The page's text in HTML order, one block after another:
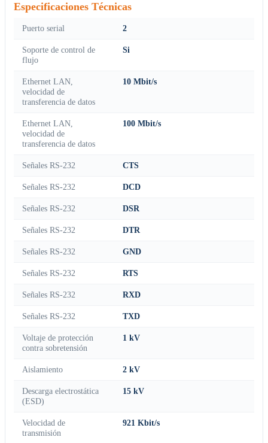
Especificaciones Técnicas
Puerto serial 2
Soporte de control de
flujo
Si
Ethernet LAN,
velocidad de
transferencia de datos
10 Mbit/s
Ethernet LAN,
velocidad de
transferencia de datos
100 Mbit/s
Señales RS-232 CTS
Señales RS-232 DCD
Señales RS-232 DSR
Señales RS-232 DTR
Señales RS-232 GND
Señales RS-232 RTS
Señales RS-232 RXD
Señales RS-232 TXD
Voltaje de protección
contra sobretensión
1 kV
Aislamiento 2 kV
Descarga electrostática
(ESD)
15 kV
Velocidad de
transmisión
921 Kbit/s